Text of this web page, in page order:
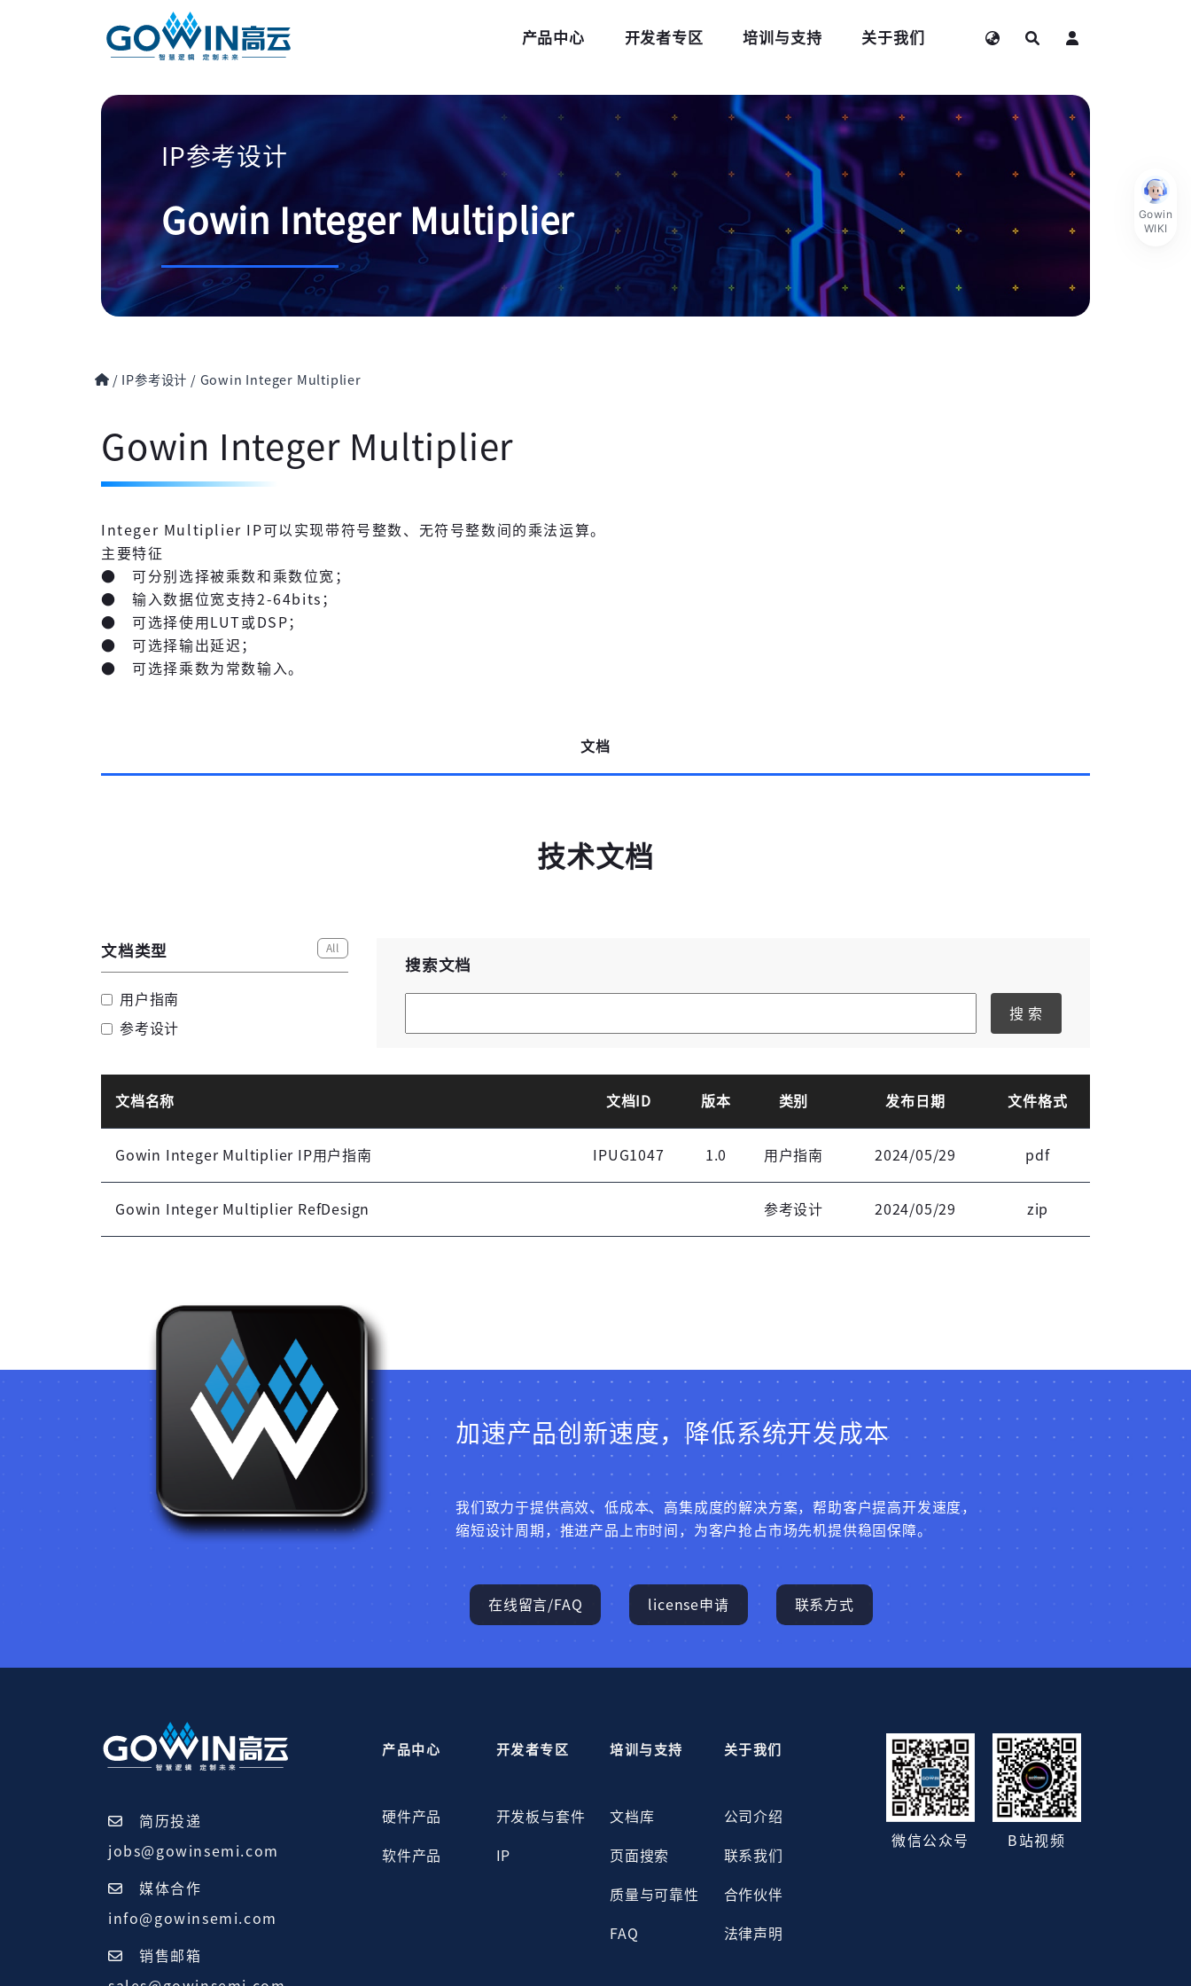
产品中心 开发者专区 培训与支持 关于我们
高云用户登录
未注册手机登录时会自动创建新账号,我已阅读并
登录 登录
IP参考设计
Gowin Integer Multiplier
/ IP参考设计 / Gowin Integer Multiplier
Gowin Integer Multiplier
Integer Multiplier IP可以实现带符号整数、无符号整数间的乘法运算。
主要特征
● 可分别选择被乘数和乘数位宽；
● 输入数据位宽支持2-64bits；
● 可选择使用LUT或DSP；
● 可选择输出延迟；
● 可选择乘数为常数输入。
文档
技术文档
文档类型 All
用户指南
参考设计
搜索文档
搜 索
文档名称 文档ID 版本 类别 发布日期 文件格式
Gowin Integer Multiplier IP用户指南 IPUG1047 1.0 用户指南 2024/05/29 pdf
Gowin Integer Multiplier RefDesign 参考设计 2024/05/29 zip
加速产品创新速度，降低系统开发成本
我们致力于提供高效、低成本、高集成度的解决方案，帮助客户提高开发速度，
缩短设计周期，推进产品上市时间，为客户抢占市场先机提供稳固保障。
在线留言/FAQ license申请 联系方式
简历投递
jobs@gowinsemi.com
媒体合作
info@gowinsemi.com
销售邮箱
产品中心
硬件产品
软件产品
开发者专区
开发板与套件
IP
培训与支持
文档库
页面搜索
质量与可靠性
FAQ
关于我们
公司介绍
联系我们
合作伙伴
法律声明
微信公众号 B站视频
Gowin
WIKI